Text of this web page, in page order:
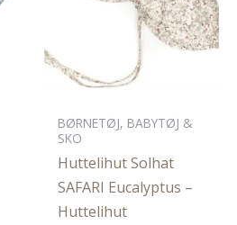
BØRNETØJ, BABYTØJ &
SKO
Huttelihut Solhat
SAFARI Eucalyptus –
Huttelihut